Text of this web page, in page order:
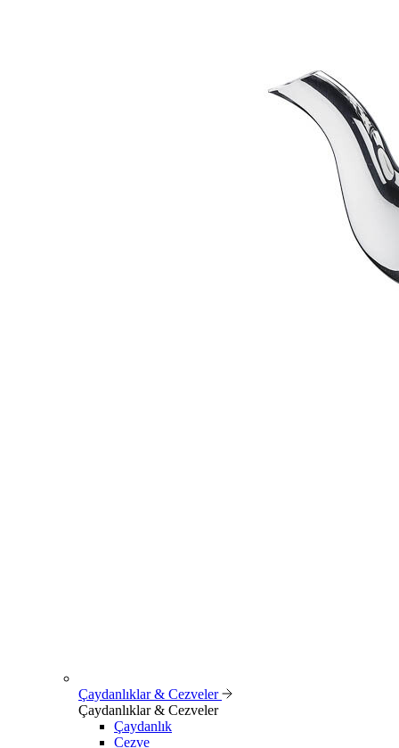
Çaydanlıklar & Cezveler
Çaydanlıklar & Cezveler
Çaydanlık
Cezve